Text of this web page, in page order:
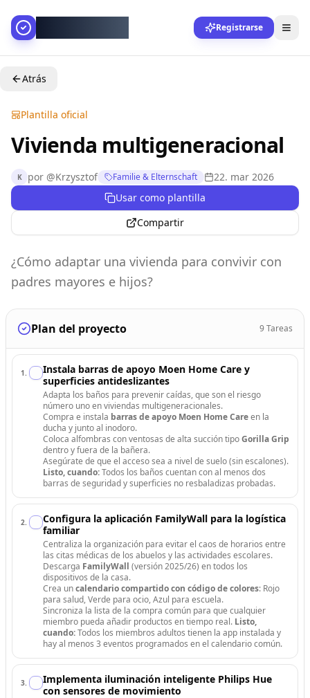
Registrarse
Atrás
Plantilla oficial
Vivienda multigeneracional
K por @Krzysztof Familie & Elternschaft
22. mar 2026
Usar como plantilla
Compartir
¿Cómo adaptar una vivienda para convivir con
padres mayores e hijos?
Plan del proyecto 9Tareas
1 .
Instala barras de apoyo Moen Home Care y
superficies antideslizantes
Adapta los baños para prevenir caídas, que son el riesgo
número uno en viviendas multigeneracionales.
Compra e instala barras de apoyo Moen Home Careen la
ducha y junto al inodoro.
Coloca alfombras con ventosas de alta succión tipoGorilla Grip
dentro y fuera de la bañera.
Asegúrate de que el acceso sea a nivel de suelo (sin escalones).
Listo, cuando:Todos los baños cuentan con al menos dos
barras de seguridad y superficies no resbaladizas probadas.
2.
Configura la aplicación FamilyWall para la logística
familiar
Centraliza la organización para evitar el caos de horarios entre
las citas médicas de los abuelos y las actividades escolares.
Descarga FamilyWall (versión 2025/26) en todos los
dispositivos de la casa.
Crea uncalendario compartido con código de colores: Rojo
para salud, Verde para ocio, Azul para escuela.
Sincroniza la lista de la compra común para que cualquier
miembro pueda añadir productos en tiempo real. Listo,
cuando:Todos los miembros adultos tienen la app instalada y
hay al menos 3 eventos programados en el calendario común.
3.
Implementa iluminación inteligente Philips Hue
con sensores de movimiento